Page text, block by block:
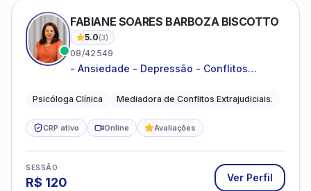
FABIANE SOARES BARBOZA BISCOTTO
5.0(3)
08/42549
- Ansiedade - Depressão - Conflitos
relacionamentos - Autoestima -
Psicóloga Clínica Mediadora de Conflitos Extrajudiciais.
CRP ativo Online Avaliações
SESSÃO
R$ 120 Ver Perfil